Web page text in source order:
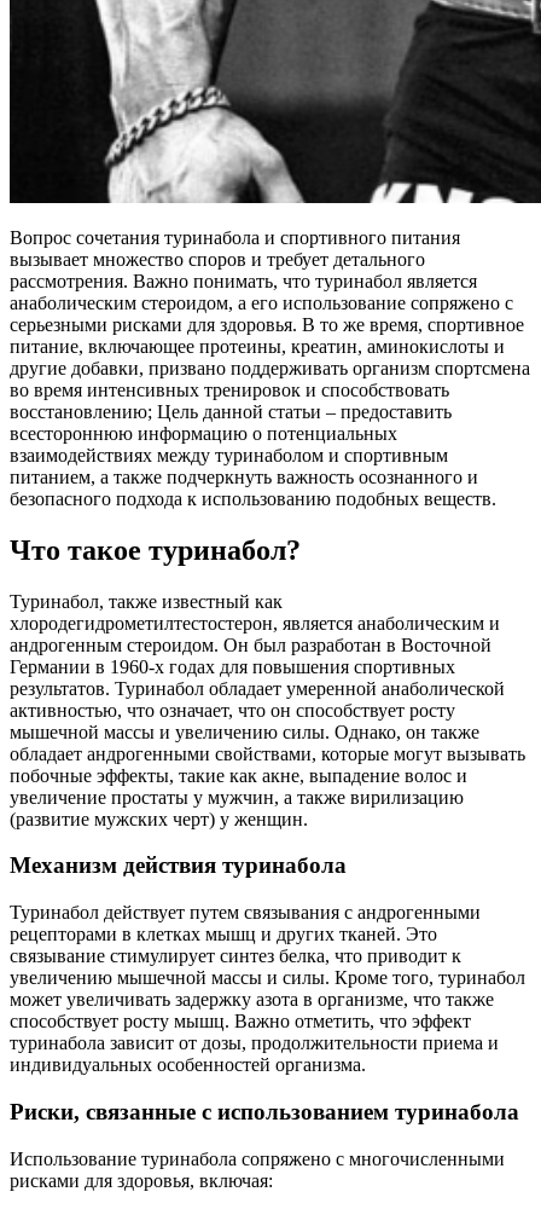
Вопрос сочетания туринабола и спортивного питания
вызывает множество споров и требует детального
рассмотрения. Важно понимать, что туринабол является
анаболическим стероидом, а его использование сопряжено с
серьезными рисками для здоровья. В то же время, спортивное
питание, включающее протеины, креатин, аминокислоты и
другие добавки, призвано поддерживать организм спортсмена
во время интенсивных тренировок и способствовать
восстановлению; Цель данной статьи – предоставить
всестороннюю информацию о потенциальных
взаимодействиях между туринаболом и спортивным
питанием, а также подчеркнуть важность осознанного и
безопасного подхода к использованию подобных веществ.
Что такое туринабол?
Туринабол, также известный как
хлородегидрометилтестостерон, является анаболическим и
андрогенным стероидом. Он был разработан в Восточной
Германии в 1960-х годах для повышения спортивных
результатов. Туринабол обладает умеренной анаболической
активностью, что означает, что он способствует росту
мышечной массы и увеличению силы. Однако, он также
обладает андрогенными свойствами, которые могут вызывать
побочные эффекты, такие как акне, выпадение волос и
увеличение простаты у мужчин, а также вирилизацию
(развитие мужских черт) у женщин.
Механизм действия туринабола
Туринабол действует путем связывания с андрогенными
рецепторами в клетках мышц и других тканей. Это
связывание стимулирует синтез белка, что приводит к
увеличению мышечной массы и силы. Кроме того, туринабол
может увеличивать задержку азота в организме, что также
способствует росту мышц. Важно отметить, что эффект
туринабола зависит от дозы, продолжительности приема и
индивидуальных особенностей организма.
Риски, связанные с использованием туринабола
Использование туринабола сопряжено с многочисленными
рисками для здоровья, включая: